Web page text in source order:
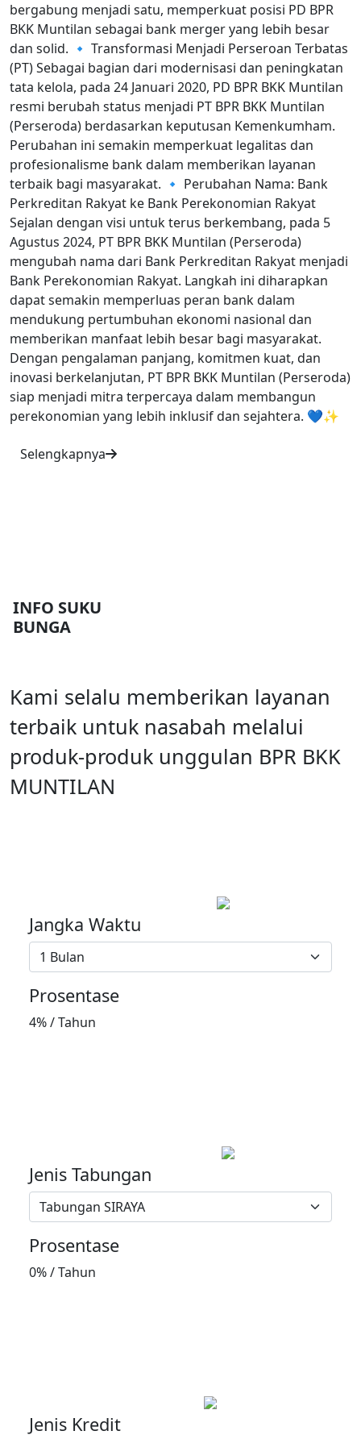
bergabung menjadi satu, memperkuat posisi PD BPR
BKK Muntilan sebagai bank merger yang lebih besar
dan solid. 🔹 Transformasi Menjadi Perseroan Terbatas
(PT) Sebagai bagian dari modernisasi dan peningkatan
tata kelola, pada 24 Januari 2020, PD BPR BKK Muntilan
resmi berubah status menjadi PT BPR BKK Muntilan
(Perseroda) berdasarkan keputusan Kemenkumham.
Perubahan ini semakin memperkuat legalitas dan
profesionalisme bank dalam memberikan layanan
terbaik bagi masyarakat. 🔹 Perubahan Nama: Bank
Perkreditan Rakyat ke Bank Perekonomian Rakyat
Sejalan dengan visi untuk terus berkembang, pada 5
Agustus 2024, PT BPR BKK Muntilan (Perseroda)
mengubah nama dari Bank Perkreditan Rakyat menjadi
Bank Perekonomian Rakyat. Langkah ini diharapkan
dapat semakin memperluas peran bank dalam
mendukung pertumbuhan ekonomi nasional dan
memberikan manfaat lebih besar bagi masyarakat.
Dengan pengalaman panjang, komitmen kuat, dan
inovasi berkelanjutan, PT BPR BKK Muntilan (Perseroda)
siap menjadi mitra terpercaya dalam membangun
perekonomian yang lebih inklusif dan sejahtera. 💙✨
Selengkapnya
INFO SUKU
BUNGA
Kami selalu memberikan layanan
terbaik untuk nasabah melalui
produk-produk unggulan BPR BKK
MUNTILAN
Jangka Waktu
1 Bulan
Prosentase
4% / Tahun
Jenis Tabungan
Tabungan SIRAYA
Prosentase
0% / Tahun
Jenis Kredit